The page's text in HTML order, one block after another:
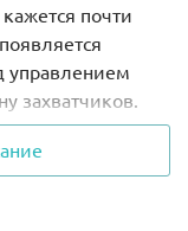
почти
управлением
захватчиков.
лазер и